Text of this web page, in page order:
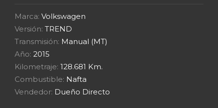
Marca: Volkswagen
Versión: TREND
Transmisión: Manual (MT)
Año: 2015
Kilometraje: 128.681 Km.
Combustible: Nafta
Vendedor: Dueño Directo